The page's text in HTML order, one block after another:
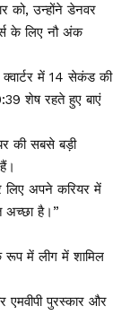
को, उन्होंने डेनवर
के लिए नौ अंक
में 14 सेकंड की
शेष रहते हुए बाएं
की सबसे बड़ी
लिए अपने करियर में
अच्छा है।”
में लीग में शामिल
एमवीपी पुरस्कार और